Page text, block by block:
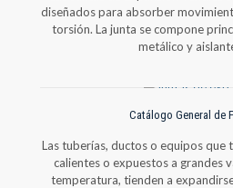
diseñados para absorber
torsión. La junta se compone
metálico y
Catálogo General de
Las tuberías, ductos o equipos
calientes o expuestos a grandes
temperatura, tienden a